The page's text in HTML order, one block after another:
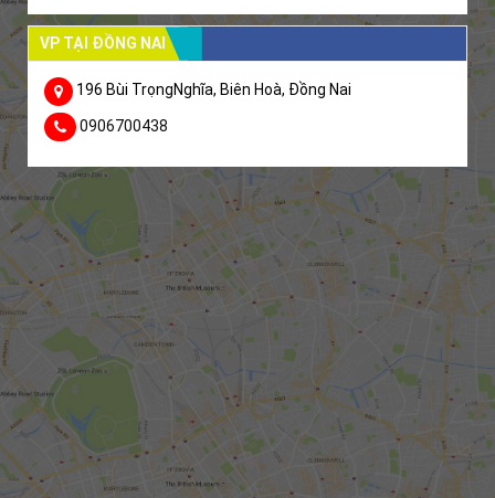
VP TẠI ĐỒNG NAI
196 Bùi TrọngNghĩa, Biên Hoà, Đồng Nai
0906700438